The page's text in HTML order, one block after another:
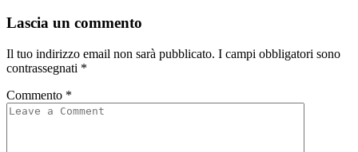
Lascia un commento
Il tuo indirizzo email non sarà pubblicato. I campi obbligatori sono
contrassegnati *
Commento *